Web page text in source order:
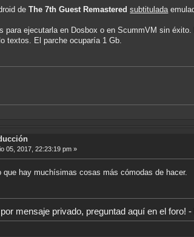
deThe 7th Guest Remastered subtitulada
para ejecutarla en Dosbox o en ScummVM sin
textos. El parche ocuparía 1 Gb.
05, 2017, 22:23:19 pm »
que hay muchísimas cosas más cómodas de hacer.
mensaje privado, preguntad aquí en el